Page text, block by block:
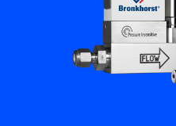
Kontakt aufnehmen